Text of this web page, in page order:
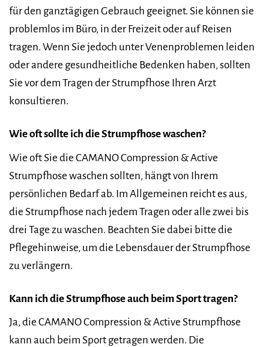
für den ganztägigen Gebrauch geeignet. Sie können sie
problemlos im Büro, in der Freizeit oder auf Reisen
tragen. Wenn Sie jedoch unter Venenproblemen leiden
oder andere gesundheitliche Bedenken haben, sollten
Sie vor dem Tragen der Strumpfhose Ihren Arzt
konsultieren.
Wie oft sollte ich die Strumpfhose waschen?
Wie oft Sie die CAMANO Compression & Active
Strumpfhose waschen sollten, hängt von Ihrem
persönlichen Bedarf ab. Im Allgemeinen reicht es aus,
die Strumpfhose nach jedem Tragen oder alle zwei bis
drei Tage zu waschen. Beachten Sie dabei bitte die
Pflegehinweise, um die Lebensdauer der Strumpfhose
zu verlängern.
Kann ich die Strumpfhose auch beim Sport tragen?
Ja, die CAMANO Compression & Active Strumpfhose
kann auch beim Sport getragen werden. Die